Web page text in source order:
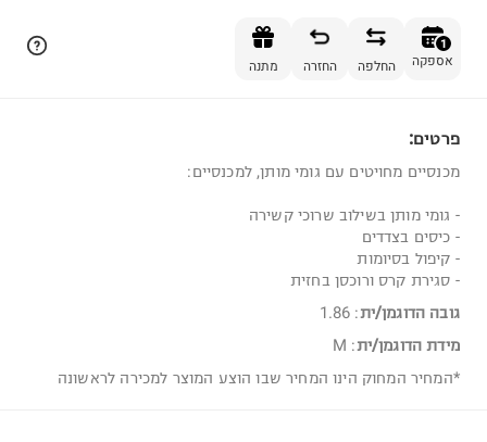
1
אספקה החלפה החזרה מתנה
פרטים:
מכנסיים מחויטים עם גומי מותן, למכנסיים:
- גומי מותן בשילוב שרוכי קשירה
- כיסים בצדדים
- קיפול בסיומות
- סגירת קרס ורוכסן בחזית
גובה הדוגמן/ית:
1.86
מידת הדוגמן/ית:
M
*המחיר המחוק הינו המחיר שבו הוצע המוצר למכירה לראשונה